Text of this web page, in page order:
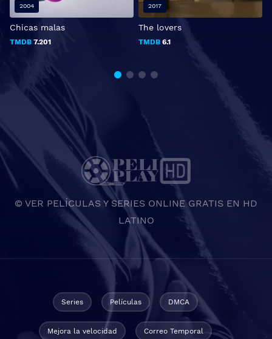
Chicas malas
TMDB 7.201
2004
The lovers
TMDB 6.1
2017
© VER PELÍCULAS Y SERIES ONLINE GRATIS EN HD
LATINO
Series Películas DMCA
Mejora la velocidad Correo Temporal